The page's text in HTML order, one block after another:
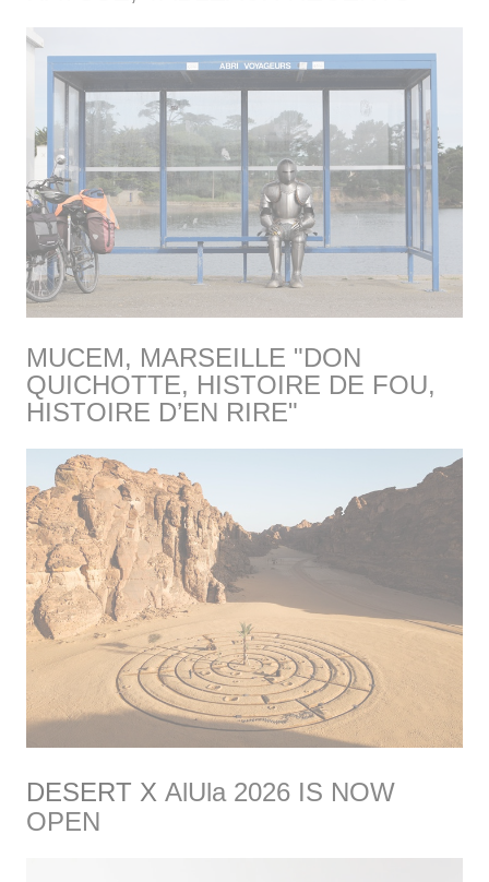
MUCEM, MARSEILLE "DON
QUICHOTTE, HISTOIRE DE FOU,
HISTOIRE D’EN RIRE"
DESERT X AlUla 2026 IS NOW
OPEN